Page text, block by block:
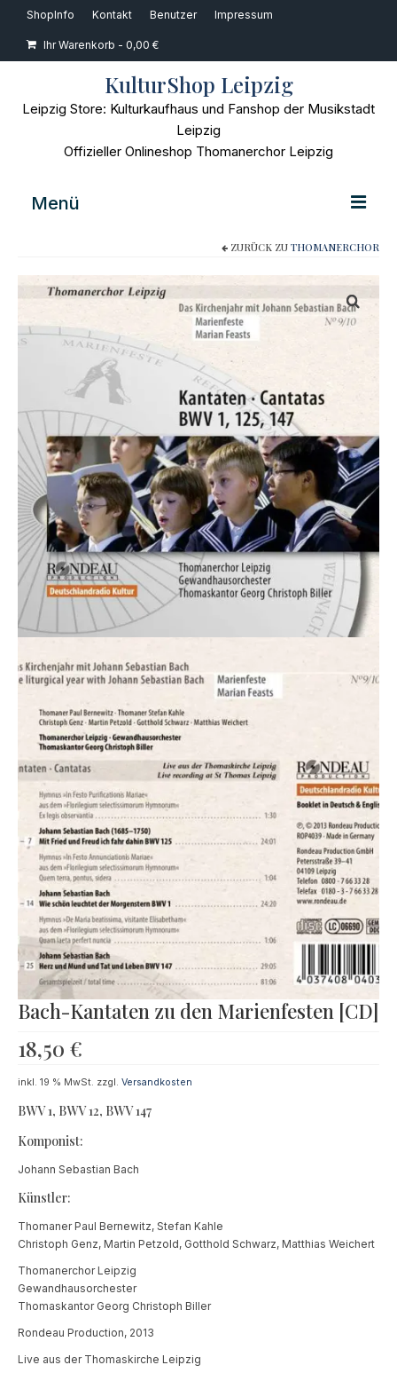
ShopInfo Kontakt Benutzer Impressum
Ihr Warenkorb - 0,00 €
KulturShop Leipzig
Leipzig Store: Kulturkaufhaus und Fanshop der Musikstadt
Leipzig
Offizieller Onlineshop Thomanerchor Leipzig
Menü
Musik
Bücher
Souvenir
KidsStore
Saison
Sale [%]
ZURÜCK ZU THOMANERCHOR
Bach-Kantaten zu den Marienfesten [CD]
18,50 €
inkl. 19 % MwSt. zzgl. Versandkosten
BWV 1, BWV 12, BWV 147
Komponist:
Johann Sebastian Bach
Künstler:
Thomaner Paul Bernewitz, Stefan Kahle
Christoph Genz, Martin Petzold, Gotthold Schwarz, Matthias Weichert
Thomanerchor Leipzig
Gewandhausorchester
Thomaskantor Georg Christoph Biller
Rondeau Production, 2013
Live aus der Thomaskirche Leipzig